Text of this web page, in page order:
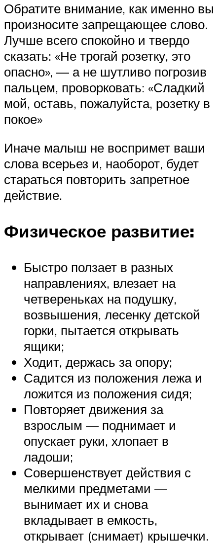
Обратите внимание, как именно вы
произносите запрещающее слово.
Лучше всего спокойно и твердо
сказать: «Не трогай розетку, это
опасно», — а не шутливо погрозив
пальцем, проворковать: «Сладкий
мой, оставь, пожалуйста, розетку в
покое»
Иначе малыш не воспримет ваши
слова всерьез и, наоборот, будет
стараться повторить запретное
действие.
Физическое развитие:
Быстро ползает в разных
направлениях, влезает на
четвереньках на подушку,
возвышения, лесенку детской
горки, пытается открывать
ящики;
Ходит, держась за опору;
Садится из положения лежа и
ложится из положения сидя;
Повторяет движения за
взрослым — поднимает и
опускает руки, хлопает в
ладоши;
Совершенствует действия с
мелкими предметами —
вынимает их и снова
вкладывает в емкость,
открывает (снимает) крышечки.